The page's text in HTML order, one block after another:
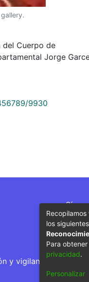
del Cuerpo de
Jorge
9930
y vigilancia por parte
los
Para
privacidad.
Personalizar